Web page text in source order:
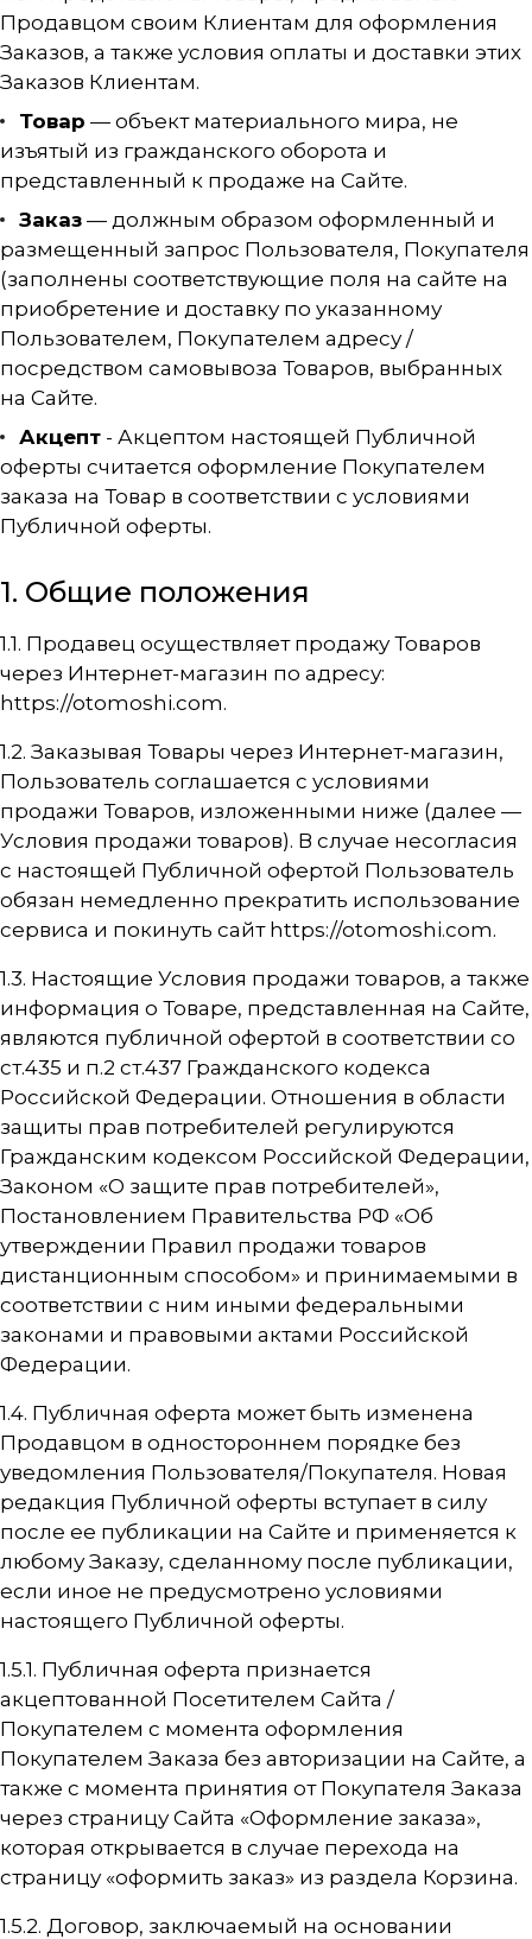
Продавцом своим Клиентам для оформления
Заказов, а также условия оплаты и доставки этих
Заказов Клиентам.
Товар — объект материального мира, не
изъятый из гражданского оборота и
представленный к продаже на Сайте.
Заказ — должным образом оформленный и
размещенный запрос Пользователя, Покупателя
(заполнены соответствующие поля на сайте на
приобретение и доставку по указанному
Пользователем, Покупателем адресу /
посредством самовывоза Товаров, выбранных
на Сайте.
Акцепт - Акцептом настоящей Публичной
оферты считается оформление Покупателем
заказа на Товар в соответствии с условиями
Публичной оферты.
1. Общие положения
1.1. Продавец осуществляет продажу Товаров
через Интернет-магазин по адресу:
https://otomoshi.com.
1.2. Заказывая Товары через Интернет-магазин,
Пользователь соглашается с условиями
продажи Товаров, изложенными ниже (далее —
Условия продажи товаров). В случае несогласия
с настоящей Публичной офертой Пользователь
обязан немедленно прекратить использование
сервиса и покинуть сайт https://otomoshi.com.
1.3. Настоящие Условия продажи товаров, а также
информация о Товаре, представленная на Сайте,
являются публичной офертой в соответствии со
ст.435 и п.2 ст.437 Гражданского кодекса
Российской Федерации. Отношения в области
защиты прав потребителей регулируются
Гражданским кодексом Российской Федерации,
Законом «О защите прав потребителей»,
Постановлением Правительства РФ «Об
утверждении Правил продажи товаров
дистанционным способом» и принимаемыми в
соответствии с ним иными федеральными
законами и правовыми актами Российской
Федерации.
1.4. Публичная оферта может быть изменена
Продавцом в одностороннем порядке без
уведомления Пользователя/Покупателя. Новая
редакция Публичной оферты вступает в силу
после ее публикации на Сайте и применяется к
любому Заказу, сделанному после публикации,
если иное не предусмотрено условиями
настоящего Публичной оферты.
1.5.1. Публичная оферта признается
акцептованной Посетителем Сайта /
Покупателем с момента оформления
Покупателем Заказа без авторизации на Сайте, а
также с момента принятия от Покупателя Заказа
через страницу Сайта «Оформление заказа»,
которая открывается в случае перехода на
страницу «оформить заказ» из раздела Корзина.
1.5.2. Договор, заключаемый на основании